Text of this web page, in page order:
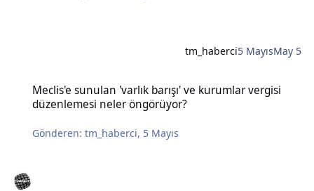
tm_haberci5 MayısMay 5
Meclis'e sunulan 'varlık barışı' ve kurumlar vergisi
düzenlemesi neler öngörüyor?
Gönderen:tm_haberci, 5 Mayıs